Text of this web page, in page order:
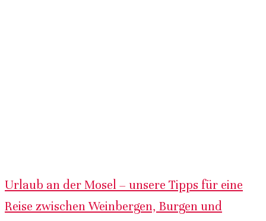
Urlaub an der Mosel – unsere Tipps für eine
Reise zwischen Weinbergen, Burgen und